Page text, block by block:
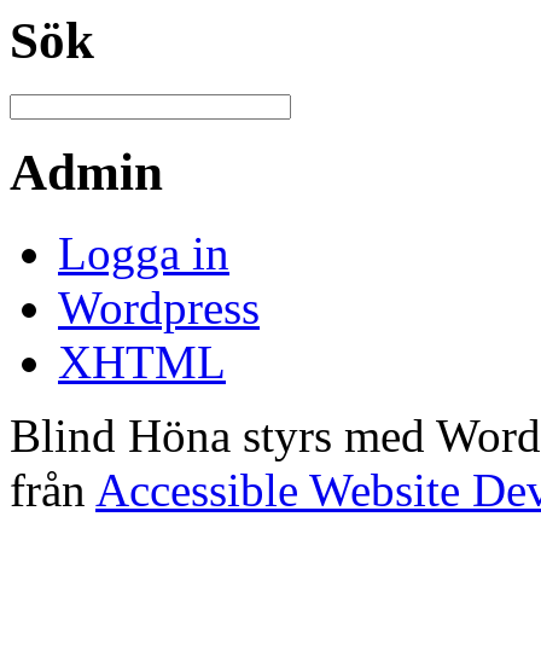
Sök
Admin
Logga in
Wordpress
XHTML
Blind Höna styrs med
från Accessible Website